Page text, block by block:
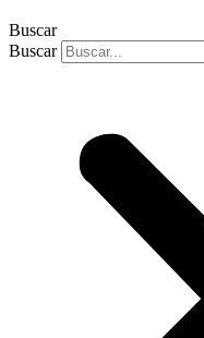
Buscar
Buscar